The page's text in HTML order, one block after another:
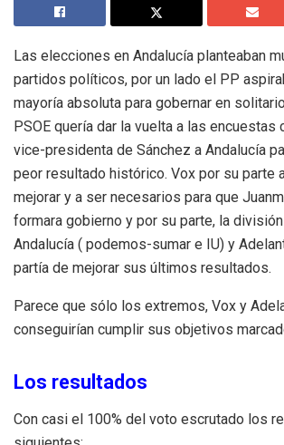
Las elecciones en Andalucía planteaban
partidos políticos, por un lado el PP
mayoría absoluta para gobernar en
PSOE quería dar la vuelta a las encuestas
vice-presidenta de Sánchez a Andalucía
peor resultado histórico. Vox por su parte
mejorar y a ser necesarios para que
formara gobierno y por su parte, la
Andalucía ( podemos-sumar e IU) y
partía de mejorar sus últimos resultados.
Parece que sólo los extremos, Vox y
conseguirían cumplir sus objetivos
Los resultados
Con casi el 100% del voto escrutado los